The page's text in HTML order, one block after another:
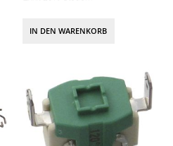
IN DEN WARENKORB